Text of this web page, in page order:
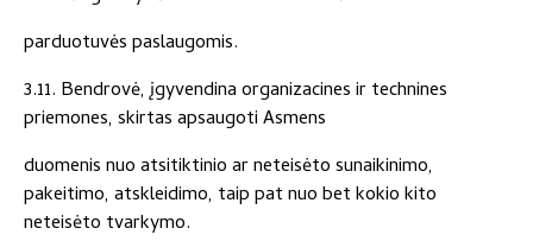
parduotuvės paslaugomis.
3.11. Bendrovė, įgyvendina organizacines ir technines
priemones, skirtas apsaugoti Asmens
duomenis nuo atsitiktinio ar neteisėto sunaikinimo,
pakeitimo, atskleidimo, taip pat nuo bet kokio kito
neteisėto tvarkymo.